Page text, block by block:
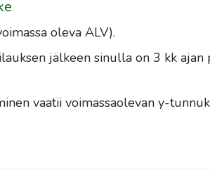
oleva ALV).
jälkeen sinulla on 3 kk ajan
vaatii voimassaolevan y-